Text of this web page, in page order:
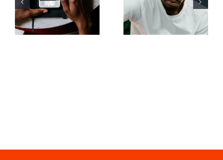
foto e
rendere
coinvolgenti
avanzati per
comprendere
l’algoritmo